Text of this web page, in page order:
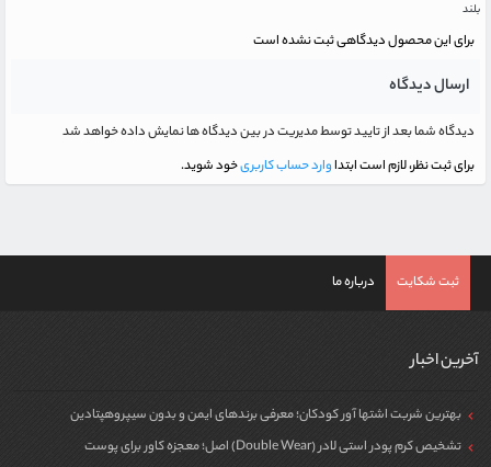
بلند
برای این محصول دیدگاهی ثبت نشده است
ارسال دیدگاه
دیدگاه شما بعد از تایید توسط مدیریت در بین دیدگاه ها نمایش داده خواهد شد
برای ثبت نظر، لازم است ابتداوارد حساب کاربریخود شوید.
ثبت شکایت درباره ما
آخرین اخبار
بهترین شربت اشتها آور کودکان؛ معرفی برندهای ایمن و بدون سیپروهپتادین
تشخیص کرم پودر استی لادر (Double Wear) اصل؛ معجزه کاور برای پوست